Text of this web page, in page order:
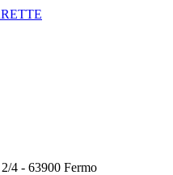
4 - 63900 Fermo